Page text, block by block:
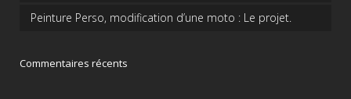
Peinture Perso, modification d’une moto : Le projet.
Commentaires récents